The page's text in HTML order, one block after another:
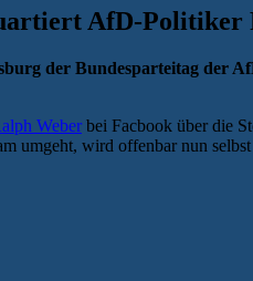
AfD-Politiker
der Bundesparteitag der
Weber bei Facbook über die
umgeht, wird offenbar nun